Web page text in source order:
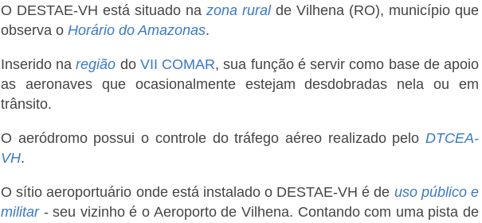
O DESTAE-VH está situado na zona ruralde Vilhena (RO), município que
observa o Horário do Amazonas.
Inserido naregião do VII COMAR, sua função é servir como base de apoio
as aeronaves que ocasionalmente estejam desdobradas nela ou em
trânsito.
O aeródromo possui o controle do tráfego aéreo realizado pelo DTCEA-
VH.
O sítio aeroportuário onde está instalado o DESTAE-VH é de uso público e
militar- seu vizinho é o Aeroporto de Vilhena. Contando com uma pista de